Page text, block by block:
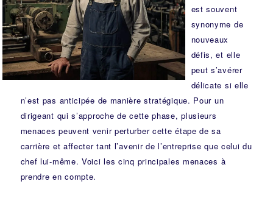
est souvent
synonyme de
nouveaux
défis, et elle
peut s’avérer
délicate si elle
n’est pas anticipée de manière stratégique. Pour un
dirigeant qui s’approche de cette phase, plusieurs
menaces peuvent venir perturber cette étape de sa
carrière et affecter tant l’avenir de l’entreprise que celui du
chef lui-même. Voici les cinq principales menaces à
prendre en compte.